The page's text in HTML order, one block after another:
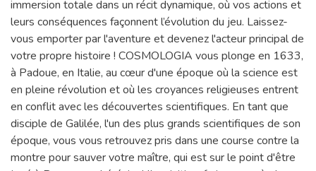
immersion totale dans un récit dynamique, où vos actions et
leurs conséquences façonnent l’évolution du jeu. Laissez-
vous emporter par l'aventure et devenez l'acteur principal de
votre propre histoire ! COSMOLOGIA vous plonge en 1633,
à Padoue, en Italie, au cœur d'une époque où la science est
en pleine révolution et où les croyances religieuses entrent
en conflit avec les découvertes scientifiques. En tant que
disciple de Galilée, l'un des plus grands scientifiques de son
époque, vous vous retrouvez pris dans une course contre la
montre pour sauver votre maître, qui est sur le point d'être